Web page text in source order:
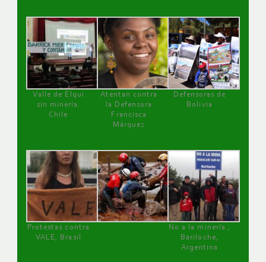
Valle de Elqui
sin minería.
Chile
Atentan contra
la Defensora
Francisca
Márquez
Defensoras de
Bolivia
Protestas contra
VALE, Brasil
No a la minería ,
Bariloche,
Argentina